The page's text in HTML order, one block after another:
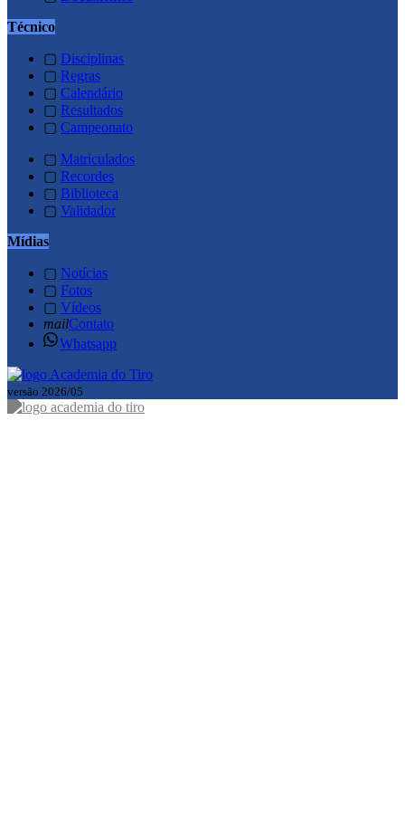
Técnico
▢ Disciplinas
▢ Regras
▢ Calendário
▢ Resultados
▢ Campeonato
▢ Matriculados
▢ Recordes
▢ Biblioteca
▢ Validador
Mídias
▢ Notícias
▢ Fotos
▢ Vídeos
mailContato
Whatsapp
versão 2026/05